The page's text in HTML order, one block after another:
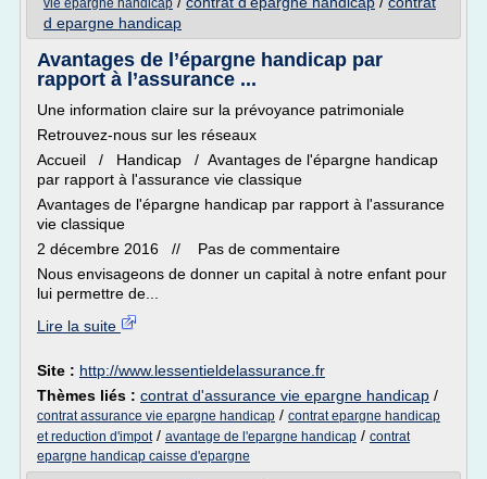
vie epargne handicap
d epargne handicap
Avantages de l’épargne handicap par
rapport à l’assurance ...
Une information claire sur la prévoyance patrimoniale
Retrouvez-nous sur les réseaux
Accueil / Handicap / Avantages de l'épargne handicap
par rapport à l'assurance vie classique
Avantages de l'épargne handicap par rapport à l'assurance
vie classique
2 décembre 2016 // Pas de commentaire
Nous envisageons de donner un capital à notre enfant pour
lui permettre de...
Lire la suite
Site : http://www.lessentieldelassurance.fr
Thèmes liés : contrat d'assurance vie epargne handicap /
contrat assurance vie epargne handicap / contrat epargne handicap
et reduction d'impot/ avantage de l'epargne handicap / contrat
epargne handicap caisse d'epargne